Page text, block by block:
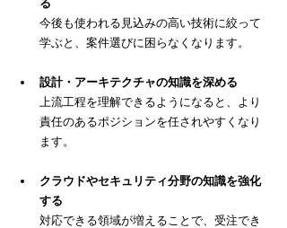
る
今後も使われる見込みの高い技術に絞って
学ぶと、案件選びに困らなくなります。
設計・アーキテクチャの知識を深める
上流工程を理解できるようになると、より
責任のあるポジションを任されやすくなり
ます。
クラウドやセキュリティ分野の知識を強化
する
対応できる領域が増えることで、受注でき